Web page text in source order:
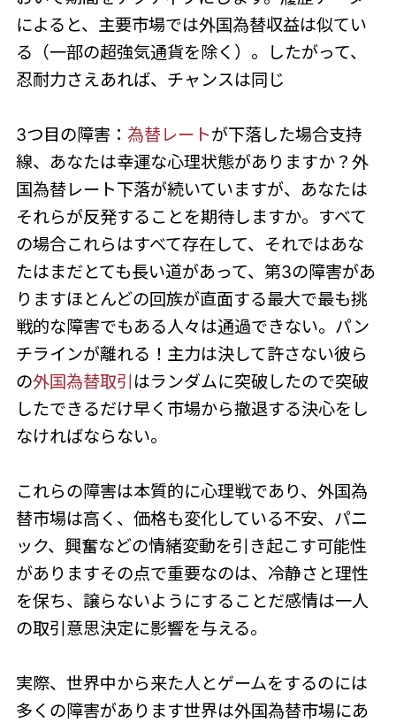
によると、主要市場では外国為替収益は似てい
る（一部の超強気通貨を除く）。したがって、
忍耐力さえあれば、チャンスは同じ
3つ目の障害： 為替レートが下落した場合支持
線、あなたは幸運な心理状態がありますか？外
国為替レート下落が続いていますが、あなたは
それらが反発することを期待しますか。すべて
の場合これらはすべて存在して、それではあな
たはまだとても長い道があって、第3の障害があ
りますほとんどの回族が直面する最大で最も挑
戦的な障害でもある人々は通過できない。パン
チラインが離れる！主力は決して許さない彼ら
の外国為替取引 はランダムに突破したので突破
したできるだけ早く市場から撤退する決心をし
なければならない。
これらの障害は本質的に心理戦であり、外国為
替市場は高く、価格も変化している不安、パニ
ック、興奮などの情緒変動を引き起こす可能性
がありますその点で重要なのは、冷静さと理性
を保ち、譲らないようにすることだ感情は一人
の取引意思決定に影響を与える。
実際、世界中から来た人とゲームをするのには
多くの障害があります世界は外国為替市場にあ